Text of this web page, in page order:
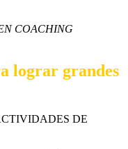
COACHING
lograr grandes
DE